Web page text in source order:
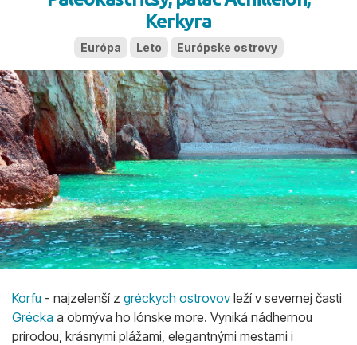
Kerkyra
Európa Leto Európske ostrovy
Korfu - najzelenší z gréckych ostrovov leží v severnej časti
Grécka a obmýva ho Iónske more. Vyniká nádhernou
prírodou, krásnymi plážami, elegantnými mestami i